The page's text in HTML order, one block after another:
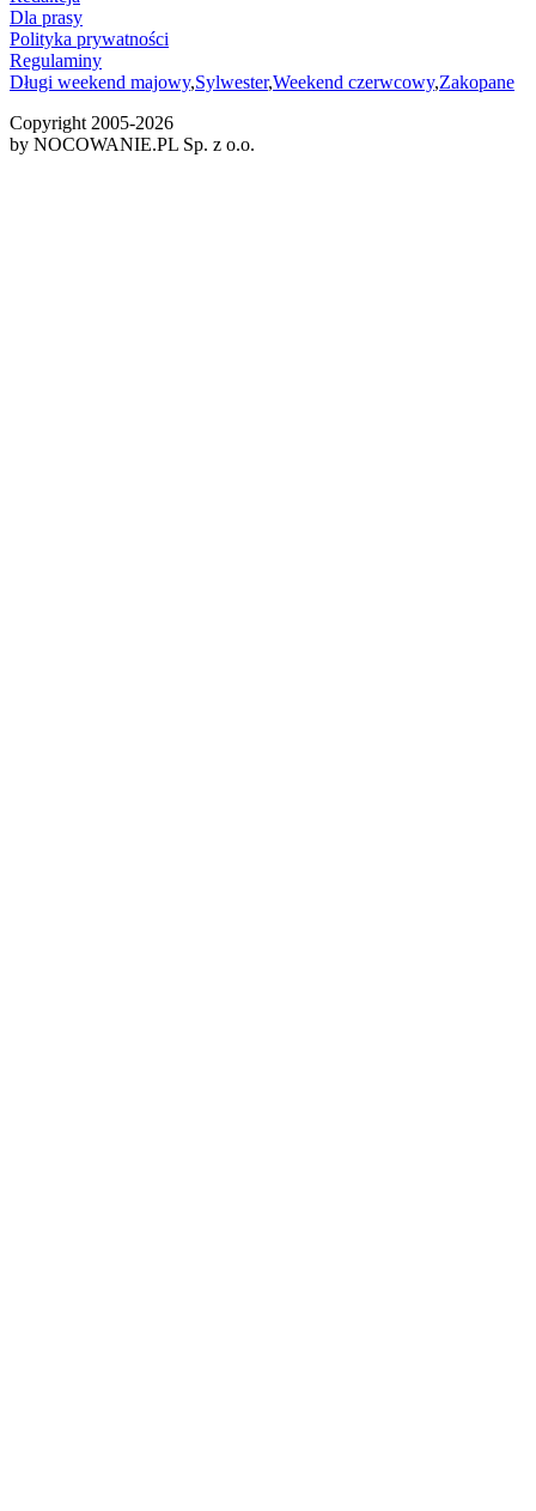
Dla prasy
Polityka prywatności
Regulaminy
Długi weekend majowy,Sylwester,Weekend czerwcowy,Zakopane
Copyright 2005-2026
by NOCOWANIE.PL Sp. z o.o.